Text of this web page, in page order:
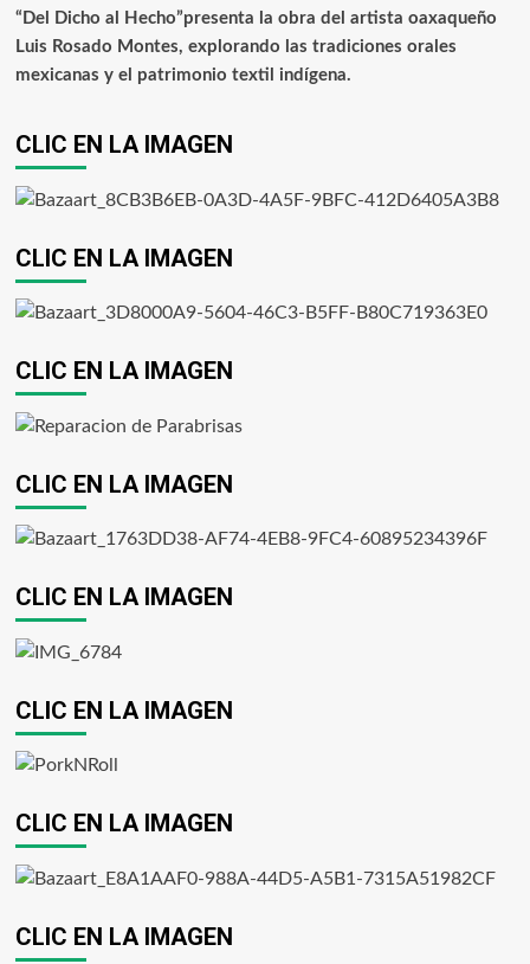
“Del Dicho al Hecho”presenta la obra del artista oaxaqueño
Luis Rosado Montes, explorando las tradiciones orales
mexicanas y el patrimonio textil indígena.
CLIC EN LA IMAGEN
CLIC EN LA IMAGEN
CLIC EN LA IMAGEN
CLIC EN LA IMAGEN
CLIC EN LA IMAGEN
CLIC EN LA IMAGEN
CLIC EN LA IMAGEN
CLIC EN LA IMAGEN